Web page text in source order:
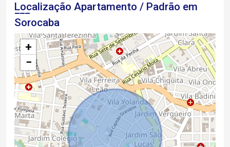
Localização Apartamento / Padrão em
Sorocaba
+
−